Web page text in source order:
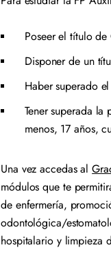
Poseer el título
Disponer de un
Haber superado
Tener superada
menos, 17 años,
Una vez accedas al
módulos que te
de enfermería,
odontológica/
hospitalario y limpieza